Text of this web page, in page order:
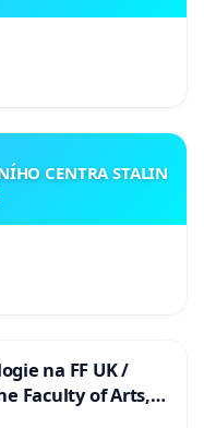
CENTRA STALIN
na FF UK /
Faculty of Arts,